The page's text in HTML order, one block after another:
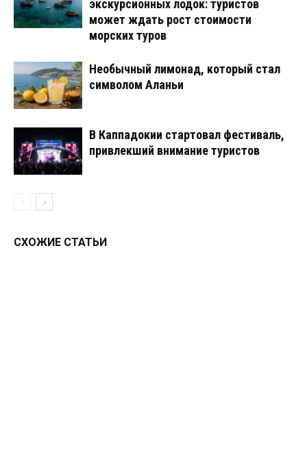
экскурсионных лодок: туристов
может ждать рост стоимости
морских туров
Необычный лимонад, который стал
символом Аланьи
В Каппадокии стартовал фестиваль,
привлекший внимание туристов
СХОЖИЕ СТАТЬИ